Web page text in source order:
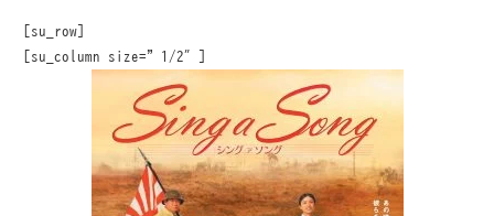
[su_row]
[su_column size=”1/2″]